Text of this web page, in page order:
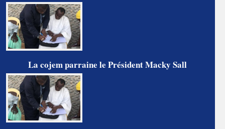
La cojem parraine le Président Macky Sall